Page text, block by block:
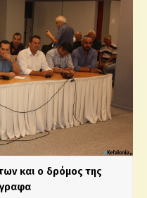
και ο δρόμος της